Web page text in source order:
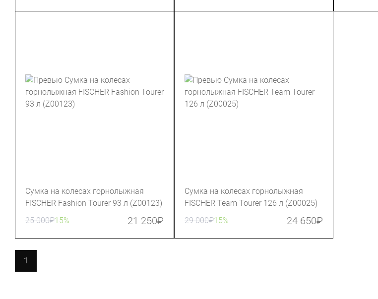
Сумка на колесах горнолыжная
FISCHER Fashion Tourer 93 л (Z00123)
25 000₽15% 21 250₽
Сумка на колесах горнолыжная
FISCHER Team Tourer 126 л (Z00025)
29 000₽15% 24 650₽
1